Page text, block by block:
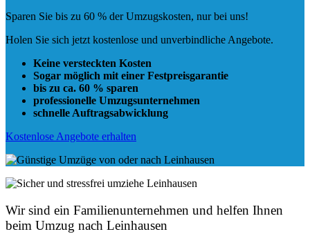
Sparen Sie bis zu 60 % der Umzugskosten, nur bei uns!
Holen Sie sich jetzt kostenlose und unverbindliche Angebote.
Keine versteckten Kosten
Sogar möglich mit einer Festpreisgarantie
bis zu ca. 60 % sparen
professionelle Umzugsunternehmen
schnelle Auftragsabwicklung
Kostenlose Angebote erhalten
Wir sind ein Familienunternehmen und helfen Ihnen
beim Umzug nach Leinhausen